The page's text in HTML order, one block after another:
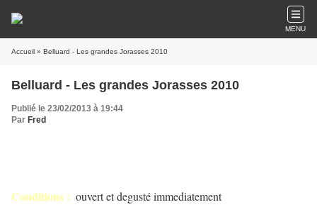
MENU
Accueil » Belluard - Les grandes Jorasses 2010
Belluard - Les grandes Jorasses 2010
Publié le 23/02/2013 à 19:44
Par Fred
Conditions : ouvert et degusté immediatement